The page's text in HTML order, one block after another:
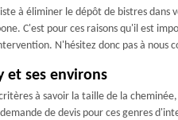
à éliminer le dépôt de bistres
C'est pour ces raisons qu'il est
N'hésitez donc pas à nous
et ses environs
à savoir la taille de la
de devis pour ces genres